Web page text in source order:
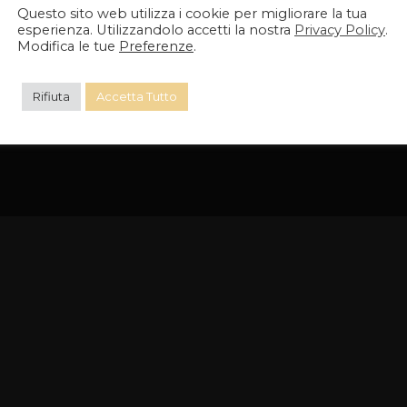
Questo sito web utilizza i cookie per migliorare la tua
esperienza. Utilizzandolo accetti la nostra Privacy Policy.
Modifica le tue Preferenze.
Rifiuta Accetta Tutto